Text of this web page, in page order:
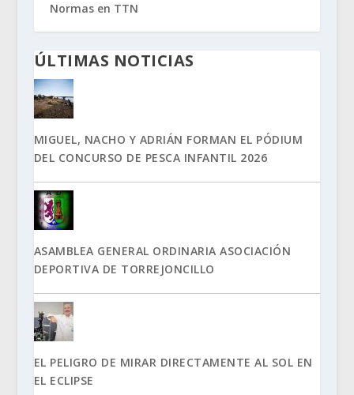
Normas en TTN
ÚLTIMAS NOTICIAS
MIGUEL, NACHO Y ADRIÁN FORMAN EL PÓDIUM
DEL CONCURSO DE PESCA INFANTIL 2026
ASAMBLEA GENERAL ORDINARIA ASOCIACIÓN
DEPORTIVA DE TORREJONCILLO
EL PELIGRO DE MIRAR DIRECTAMENTE AL SOL EN
EL ECLIPSE